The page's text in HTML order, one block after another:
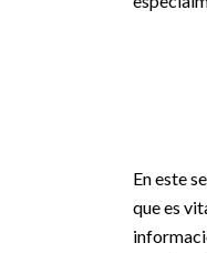
En este
que es